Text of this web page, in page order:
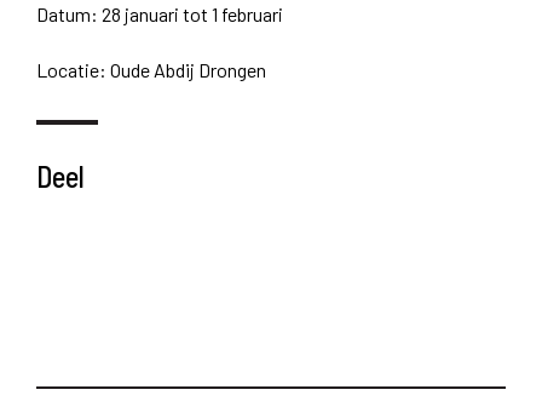
Datum: 28 januari tot 1 februari
Locatie: Oude Abdij Drongen
Deel